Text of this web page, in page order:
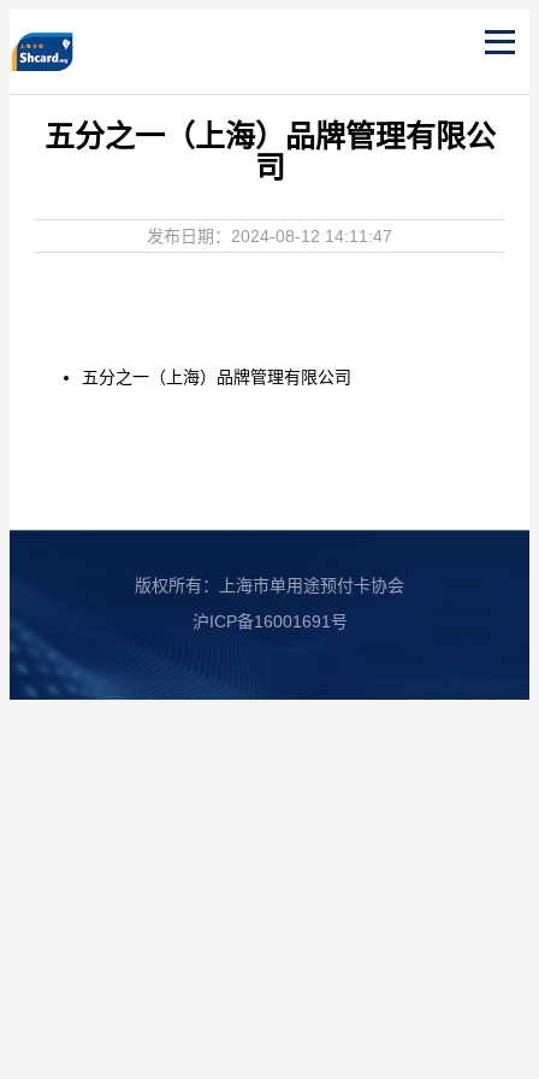
五分之一（上海）品牌管理有限公
司
发布日期：2024-08-12 14:11:47
五分之一（上海）品牌管理有限公司
版权所有：上海市单用途预付卡协会
沪ICP备16001691号